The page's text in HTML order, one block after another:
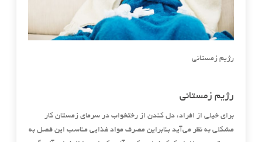
رژیم زمستانی
رژیم زمستانی
برای خیلی از افراد، دل کندن از رختخواب در سرمای زمستان کار
مشکلی به نظر می‌آید بنابراین مصرف مواد غذایی مناسب این فصل به